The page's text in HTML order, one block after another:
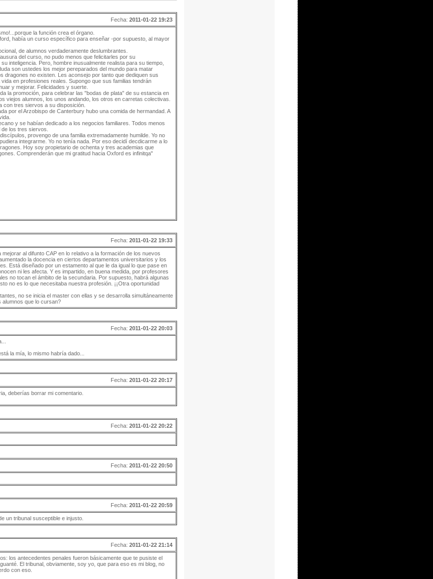
Fecha: 2011-01-22 19:23
la función crea el órgano.
había un curso específico para enseñar -por supuesto, al mayor
de alumnos verdaderamente deslumbrantes.
del curso, no pudo menos que felicitarles por su
inteligencia. Pero, hombre inusualmente realista para su tiempo,
son ustedes los mejor pereparados del mundo para matar
dragones no existen. Les aconsejo por tanto que dediquen sus
en profesiones reales. Supongo que sus familias tendrán
y mejorar. Felicidades y suerte.
la promoción, para celebrar las "bodas de plata" de su estancia en
viejos alumnos, los unos andando, los otros en carretas colectivas.
con tres siervos a su disposición.
por el Arzobispo de Canterbury hubo una comida de hermandad. A
y se habían dedicado a los negocios familiares. Todos menos
los tres siervos.
provengo de una familia extremadamente humilde. Yo no
integrarme. Yo no tenía nada. Por eso decidí decdicarme a lo
Hoy soy propietario de ochenta y tres academias que
Comprenderán que mi gratitud hacia Oxford es infinitqa"
Fecha: 2011-01-22 19:33
al difunto CAP en lo relativo a la formación de los nuevos
la docencia en ciertos departamentos universitarios y los
Está diseñado por un estamento al que le da igual lo que pase en
ni les afecta. Y es impartido, en buena medida, por profesores
no tocan el ámbito de la secundaria. Por supuesto, habrá algunas
no es lo que necesitaba nuestra profesión. ¡¡Otra oportunidad
no se inicia el master con ellas y se desarrolla simultáneamente
que lo cursan?
Fecha: 2011-01-22 20:03
la mía, lo mismo habría dado...
Fecha: 2011-01-22 20:17
deberías borrar mi comentario.
Fecha: 2011-01-22 20:22
Fecha: 2011-01-22 20:50
Fecha: 2011-01-22 20:59
un tribunal susceptible e injusto.
Fecha: 2011-01-22 21:14
los antecedentes penales fueron básicamente que te pusiste el
El tribunal, obviamente, soy yo, que para eso es mi blog, no
con eso.